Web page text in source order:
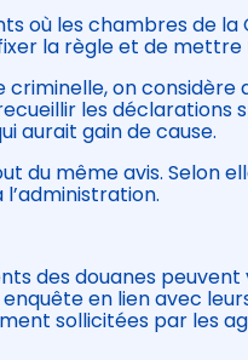
où les chambres de la
la règle et de mettre
on considère
les déclarations
aurait gain de cause.
du même avis. Selon
des douanes
en lien avec
sollicitées par les